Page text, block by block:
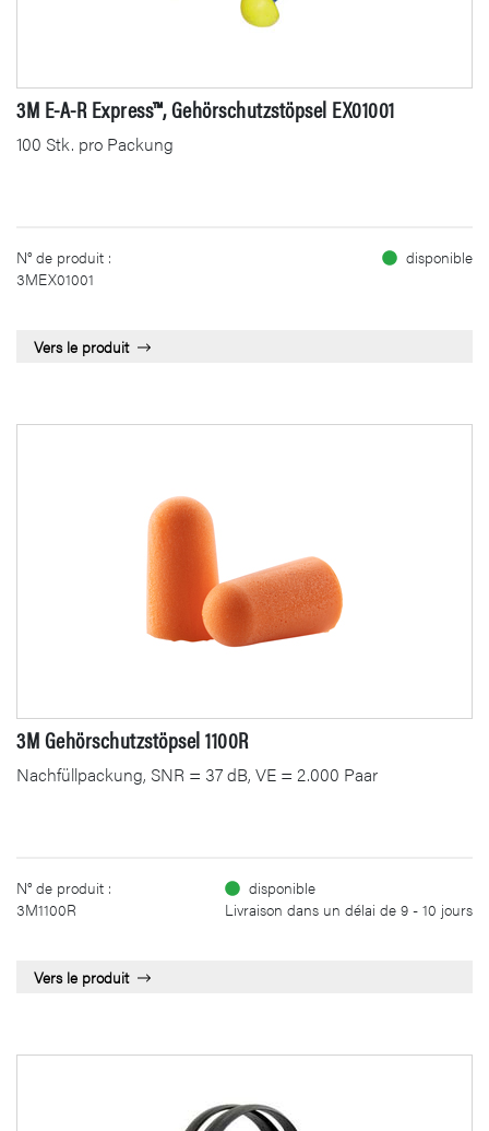
3M E-A-R Express™, Gehörschutzstöpsel EX01001
100 Stk. pro Packung
N° de produit :
3MEX01001
disponible
Vers le produit
3M Gehörschutzstöpsel 1100R
Nachfüllpackung, SNR = 37 dB, VE = 2.000 Paar
N° de produit :
3M1100R
disponible
Livraison dans un délai de 9 - 10 jours
Vers le produit